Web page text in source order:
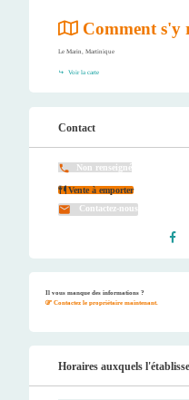
Comment s'y
Le Marin, Martinique
Voir la carte
Contact
Non renseigné
Vente à emporter
Contactez-nous
Il vous manque des informations ?
Contactez le propriétaire maintenant.
Horaires auxquels